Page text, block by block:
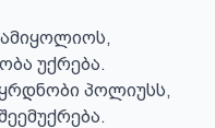
უქრება.
პოლიუსს,